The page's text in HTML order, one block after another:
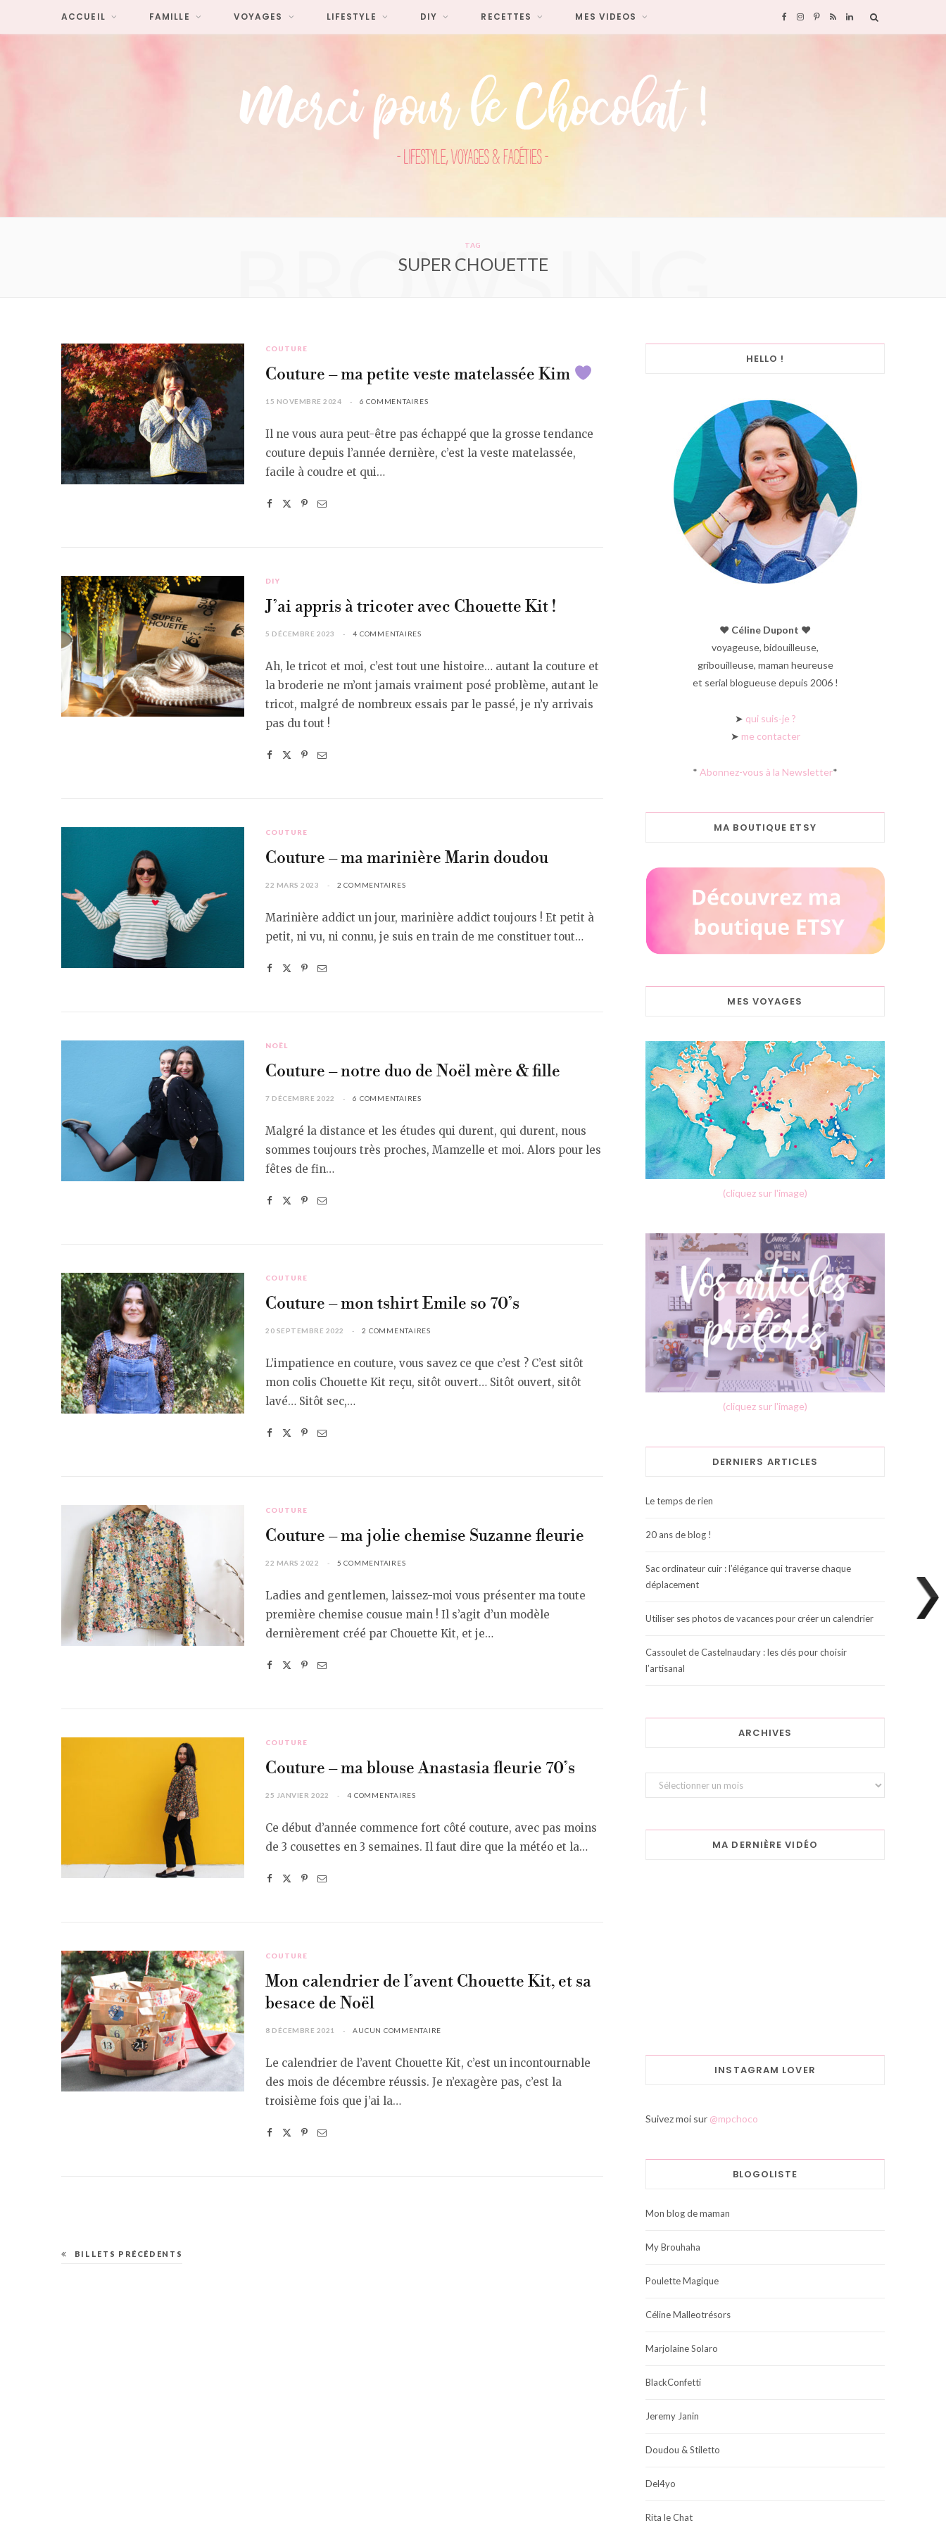
F I P
e
R L
I
ACCUEIL FAMILLE VOYAGES LIFESTYLE DIY RECETTES MES VIDEOS
TAG
SUPER CHOUETTE
BROWSING
COUTURE
Couture – ma petite veste matelassée Kim
15 NOVEMBRE 2024 6 COMMENTAIRES
Il ne vous aura peut-être pas échappé que la grosse tendance
couture depuis l’année dernière, c’est la veste matelassée,
facile à coudre et qui…
DIY
J’ai appris à tricoter avec Chouette Kit !
5 DÉCEMBRE 2023 4 COMMENTAIRES
Ah, le tricot et moi, c’est tout une histoire… autant la couture et
la broderie ne m’ont jamais vraiment posé problème, autant le
tricot, malgré de nombreux essais par le passé, je n’y arrivais
pas du tout !
COUTURE
Couture – ma marinière Marin doudou
22 MARS 2023 2 COMMENTAIRES
Marinière addict un jour, marinière addict toujours ! Et petit à
petit, ni vu, ni connu, je suis en train de me constituer tout…
NOËL
Couture – notre duo de Noël mère & fille
7 DÉCEMBRE 2022 6 COMMENTAIRES
Malgré la distance et les études qui durent, qui durent, nous
sommes toujours très proches, Mamzelle et moi. Alors pour les
fêtes de fin…
COUTURE
Couture – mon tshirt Emile so 70’s
20 SEPTEMBRE 2022 2 COMMENTAIRES
L’impatience en couture, vous savez ce que c’est ? C’est sitôt
mon colis Chouette Kit reçu, sitôt ouvert… Sitôt ouvert, sitôt
lavé… Sitôt sec,…
COUTURE
Couture – ma jolie chemise Suzanne fleurie
22 MARS 2022 5 COMMENTAIRES
Ladies and gentlemen, laissez-moi vous présenter ma toute
première chemise cousue main ! Il s’agit d’un modèle
dernièrement créé par Chouette Kit, et je…
COUTURE
Couture – ma blouse Anastasia fleurie 70’s
25 JANVIER 2022 4 COMMENTAIRES
Ce début d’année commence fort côté couture, avec pas moins
de 3 cousettes en 3 semaines. Il faut dire que la météo et la…
COUTURE
Mon calendrier de l’avent Chouette Kit, et sa
besace de Noël
8 DÉCEMBRE 2021 AUCUN COMMENTAIRE
Le calendrier de l’avent Chouette Kit, c’est un incontournable
des mois de décembre réussis. Je n’exagère pas, c’est la
troisième fois que j’ai la…
BILLETS PRÉCÉDENTS
HELLO !
♥︎ Céline Dupont ♥︎
voyageuse, bidouilleuse,
gribouilleuse, maman heureuse
et serial blogueuse depuis 2006 !
➤ qui suis-je ?
➤ me contacter
* Abonnez-vous à la Newsletter*
MA BOUTIQUE ETSY
MES VOYAGES
(cliquez sur l'image)
(cliquez sur l'image)
DERNIERS ARTICLES
Le temps de rien
20 ans de blog !
Sac ordinateur cuir : l’élégance qui traverse chaque
déplacement
Utiliser ses photos de vacances pour créer un calendrier
Cassoulet de Castelnaudary : les clés pour choisir
l’artisanal
ARCHIVES
Archives
MA DERNIÈRE VIDÉO
INSTAGRAM LOVER
Suivez moi sur @mpchoco
BLOGOLISTE
Mon blog de maman
My Brouhaha
Poulette Magique
Céline Malleotrésors
Marjolaine Solaro
BlackConfetti
Jeremy Janin
Doudou & Stiletto
Del4yo
Rita le Chat